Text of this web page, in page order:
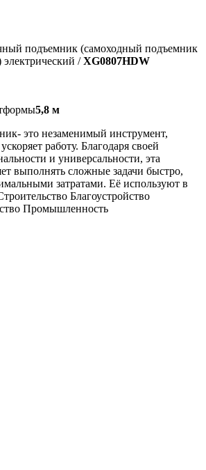
подъемник (самоходный подъемник
электрический /XG0807HDW
5,8 м
это незаменимый инструмент,
работу. Благодаря своей
и универсальности, эта
выполнять сложные задачи быстро,
затратами. Её используют в
Благоустройство
Промышленность